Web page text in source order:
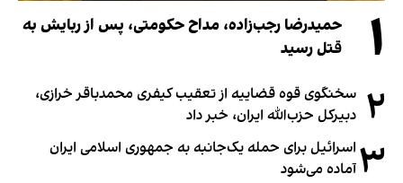
۱
حمیدرضا رجب‌زاده، مداح حکومتی، پس از ربایش به
قتل رسید
۲ سخنگوی قوه قضاییه از تعقیب کیفری محمدباقر خرازی،
دبیر‌کل حزب‌الله ایران، خبر داد
۳ اسرائیل برای حمله یک‌جانبه به جمهوری اسلامی ایران
آماده می‌شود